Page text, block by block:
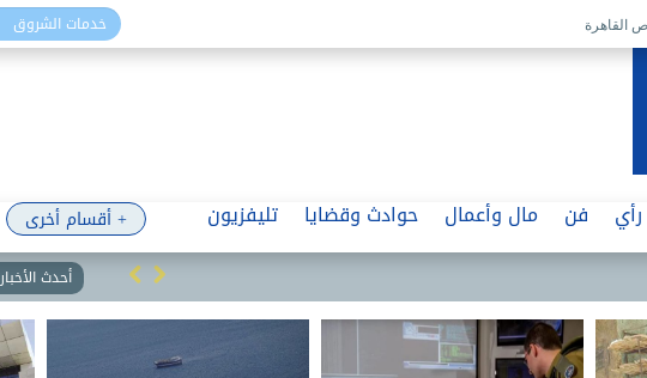
خدمات الشروق
+ أقسام أخرى رأي فن مال وأعمال حوادث وقضايا تليفزيون
أحدث الأخبار